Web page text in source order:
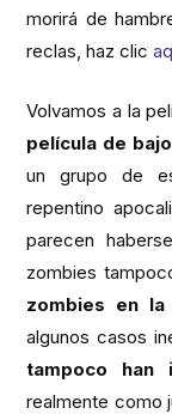
morirá de
reclas, haz clic
Volvamos a la
película de
un grupo de
repentino
parecen
zombies
zombies en
algunos casos
tampoco han
realmente como